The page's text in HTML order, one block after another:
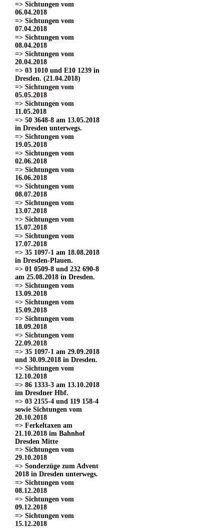
=> Sichtungen vom
06.04.2018
=> Sichtungen vom
07.04.2018
=> Sichtungen vom
08.04.2018
=> Sichtungen vom
20.04.2018
=> 03 1010 und E10 1239 in
Dresden. (21.04.2018)
=> Sichtungen vom
05.05.2018
=> Sichtungen vom
11.05.2018
=> 50 3648-8 am 13.05.2018
in Dresden unterwegs.
=> Sichtungen vom
19.05.2018
=> Sichtungen vom
02.06.2018
=> Sichtungen vom
16.06.2018
=> Sichtungen vom
08.07.2018
=> Sichtungen vom
13.07.2018
=> Sichtungen vom
15.07.2018
=> Sichtungen vom
17.07.2018
=> 35 1097-1 am 18.08.2018
in Dresden-Plauen.
=> 01 0509-8 und 232 690-8
am 25.08.2018 in Dresden.
=> Sichtungen vom
13.09.2018
=> Sichtungen vom
15.09.2018
=> Sichtungen vom
18.09.2018
=> Sichtungen vom
22.09.2018
=> 35 1097-1 am 29.09.2018
und 30.09.2018 in Dresden.
=> Sichtungen vom
12.10.2018
=> 86 1333-3 am 13.10.2018
im Dresdner Hbf.
=> 03 2155-4 und 119 158-4
sowie Sichtungen vom
20.10.2018
=> Ferkeltaxen am
21.10.2018 im Bahnhof
Dresden Mitte
=> Sichtungen vom
29.10.2018
=> Sonderzüge zum Advent
2018 in Dresden unterwegs.
=> Sichtungen vom
08.12.2018
=> Sichtungen vom
09.12.2018
=> Sichtungen vom
15.12.2018